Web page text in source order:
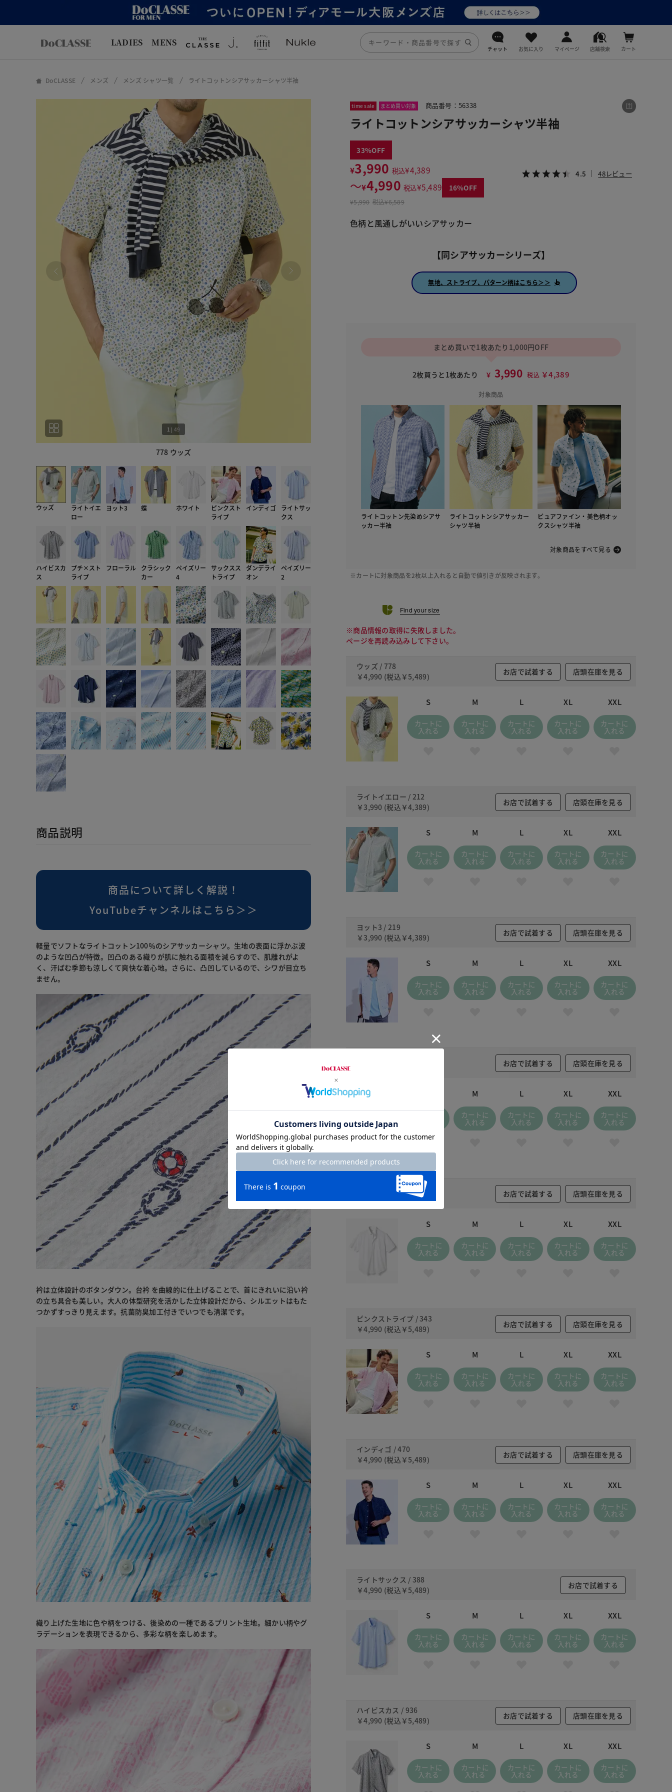
LADIES MENS
チャット お気に入り マイページ 店舗検索 カート
DoCLASSE メンズ メンズ シャツ一覧 ライトコットンシアサッカーシャツ半袖
778 ウッズ 212 ライトイエロー
1 | 49
ウッズ
ライトイエ
ロー
ヨット3 蝶 ホワイト
ピンクスト
ライプ
インディゴ
ライトサッ
クス
ハイビスカ
ス
プチ×スト
ライプ
フローラル
クラシック
カー
ペイズリー
4
サックスス
トライプ
ダンデライ
オン
ペイズリー
2
商品説明
商品について詳しく解説！
YouTubeチャンネルはこちら＞＞
軽量でソフトなライトコットン100％のシアサッカーシャツ。生地の表面に浮かぶ波
のような凹凸が特徴。凹凸のある織りが肌に触れる面積を減らすので、肌離れがよ
く、汗ばむ季節も涼しくて爽快な着心地。さらに、凸凹しているので、シワが目立ち
ません。
衿は立体設計のボタンダウン。台衿 を曲線的に仕上げることで、首にきれいに沿い衿
の立ち具合も美しい。大人の体型研究を活かした立体設計だから、シルエットはもた
つかずすっきり見えます。抗菌防臭加工付きでいつでも清潔です。
織り上げた生地に色や柄をつける、後染めの一種であるプリント生地。細かい柄やグ
ラデーションを表現できるから、多彩な柄を楽しめます。
time sale まとめ買い対象 商品番号：56338
ライトコットンシアサッカーシャツ半袖
33
¥3,990 税込¥4,389
〜¥4,990 税込¥5,489 16
¥5,990 税込¥6,589
4.5 48レビュー
【同シアサッカーシリーズ】
無地、ストライプ、パターン柄はこちら＞＞
まとめ買いで1枚あたり1,000円OFF
2枚買うと1枚あたり ￥ 3,990 税込 ￥4,389
対象商品
ライトコットン先染めシアサ
ッカー半袖
ライトコットンシアサッカー
シャツ半袖
ピュアファイン・美色柄オッ
クスシャツ半袖
対象商品をすべて見る
※カートに対象商品を2枚以上入れると自動で値引きが反映されます。
Find your size
※商品情報の取得に失敗しました。
ページを再読み込みして下さい。
ウッズ / 778
￥4,990 (税込 ￥5,489)
お店で試着する 店頭在庫を見る
S
カートに
入れる
M
カートに
入れる
L
カートに
入れる
XL
カートに
入れる
XXL
カートに
入れる
ライトイエロー / 212
￥3,990 (税込 ￥4,389)
お店で試着する 店頭在庫を見る
S
カートに
入れる
M
カートに
入れる
L
カートに
入れる
XL
カートに
入れる
XXL
カートに
入れる
ヨット3 / 219
￥3,990 (税込 ￥4,389)
お店で試着する 店頭在庫を見る
S
カートに
入れる
M
カートに
入れる
L
カートに
入れる
XL
カートに
入れる
XXL
カートに
入れる
お店で試着する 店頭在庫を見る
M
カートに
入れる
L
カートに
入れる
XL
カートに
入れる
XXL
カートに
入れる
ホワイト / 010
￥4,990(税込￥5,489)
お店で試着する 店頭在庫を見る
S
カートに
入れる
M
カートに
入れる
L
カートに
入れる
XL
カートに
入れる
XXL
カートに
入れる
ピンクストライプ / 343
￥4,990 (税込 ￥5,489)
お店で試着する 店頭在庫を見る
S
カートに
入れる
M
カートに
入れる
L
カートに
入れる
XL
カートに
入れる
XXL
カートに
入れる
インディゴ / 470
￥4,990 (税込 ￥5,489)
お店で試着する 店頭在庫を見る
S
カートに
入れる
M
カートに
入れる
L
カートに
入れる
XL
カートに
入れる
XXL
カートに
入れる
ライトサックス / 388
￥4,990 (税込 ￥5,489)
お店で試着する
S
カートに
入れる
M
カートに
入れる
L
カートに
入れる
XL
カートに
入れる
XXL
カートに
入れる
ハイビスカス / 936
￥4,990 (税込 ￥5,489)
お店で試着する 店頭在庫を見る
S
カートに
入れる
M
カートに
入れる
L
カートに
入れる
XL
カートに
入れる
XXL
カートに
入れる